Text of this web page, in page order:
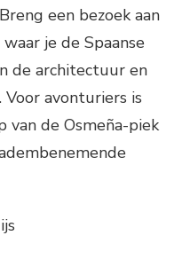
een bezoek aan
je de Spaanse
de architectuur en
avonturiers is
de Osmeña-piek